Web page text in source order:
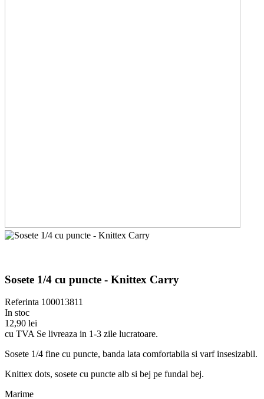
Sosete 1/4 cu puncte - Knittex Carry
Referinta 100013811
In stoc
12,90 lei
cu TVA Se livreaza in 1-3 zile lucratoare.
Sosete 1/4 fine cu puncte, banda lata comfortabila si varf insesizabil.
Knittex dots, sosete cu puncte alb si bej pe fundal bej.
Marime